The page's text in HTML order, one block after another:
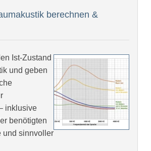
berechnen &
Ist-Zustand
und geben
inklusive
benötigten
und sinnvoller